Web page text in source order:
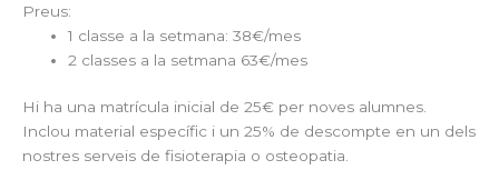
Preus:
1 classe a la setmana: 38€/mes
2 classes a la setmana 63€/mes
Hi ha una matrícula inicial de 25€ per noves alumnes.
Inclou material específic i un 25% de descompte en un dels
nostres serveis de fisioterapia o osteopatia.